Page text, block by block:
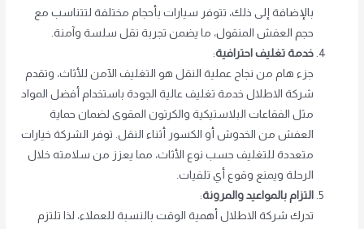
بالإضافة إلى ذلك، تتوفر سيارات بأحجام مختلفة لتتناسب مع
حجم العفش المنقول، ما يضمن تجربة نقل سلسة وآمنة.
خدمة تغليف احترافية:
جزء هام من نجاح عملية النقل هو التغليف الآمن للأثاث، وتقدم
شركة الاطلال خدمة تغليف عالية الجودة باستخدام أفضل المواد
مثل الفقاعات البلاستيكية والكرتون المقوى لضمان حماية
العفش من الخدوش أو الكسور أثناء النقل. توفر الشركة خيارات
متعددة للتغليف حسب نوع الأثاث، مما يعزز من سلامته خلال
الرحلة ويمنع وقوع أي تلفيات.
التزام بالمواعيد والمرونة:
تدرك شركة الاطلال أهمية الوقت بالنسبة للعملاء، لذا تلتزم